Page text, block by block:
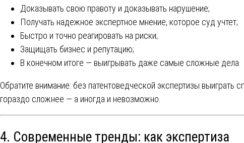
Доказывать свою правоту и доказывать нарушение;
Получать надежное экспертное мнение, которое суд учтет;
Быстро и точно реагировать на риски;
Защищать бизнес и репутацию;
В конечном итоге — выигрывать даже самые сложные дела.
Обратите внимание: без патентоведческой экспертизы выиграть
гораздо сложнее — а иногда и невозможно.
4. Современные тренды: как экспертиза